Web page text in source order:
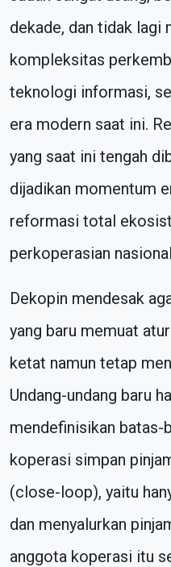
dekade, dan tidak lagi
kompleksitas
teknologi informasi,
era modern saat ini.
yang saat ini tengah
dijadikan momentum
reformasi total
perkoperasian
Dekopin mendesak
yang baru memuat
ketat namun tetap
Undang-undang baru
mendefinisikan batas-
koperasi simpan
(close-loop), yaitu
dan menyalurkan
anggota koperasi itu